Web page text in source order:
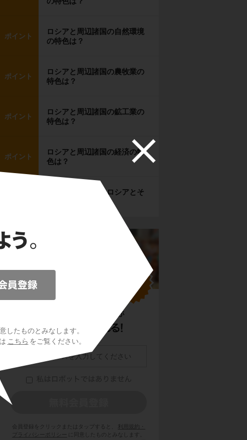
したものとみなします。
こちら をご覧ください。
ポイント
ロシアと周辺諸国の自然環境
の特色は？
ポイント
ロシアと周辺諸国の農牧業の
特色は？
ポイント
ロシアと周辺諸国の鉱工業の
特色は？
ポイント
ロシアと周辺諸国の経済の特
色は？
【確認テスト】―ロシアとそ
会員登録をクリックまたはタップすると、
利用規約・
プライバシーポリシー
に同意したものとみなします。